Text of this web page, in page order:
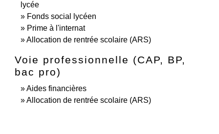
lycée
Fonds social lycéen
Prime à l'internat
Allocation de rentrée scolaire (ARS)
Voie professionnelle (CAP, BP,
bac pro)
Aides financières
Allocation de rentrée scolaire (ARS)